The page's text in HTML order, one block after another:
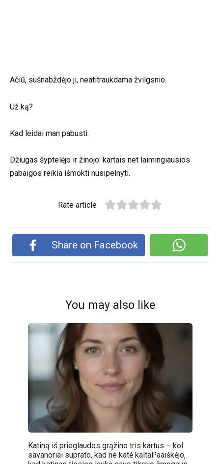
Ačiū, sušnabždėjo ji, neatitraukdama žvilgsnio.
Už ką?
Kad leidai man pabusti.
Džiugas šyptelėjo ir žinojo: kartais net laimingiausios
pabaigos reikia išmokti nusipelnyti.
Rate article
Share on Facebook
You may also like
Katiną iš prieglaudos grąžino tris kartus – kol
savanoriai suprato, kad ne katė kaltaPaaiškėjo,